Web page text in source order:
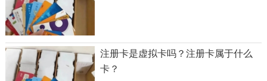
注册卡是虚拟卡吗？注册卡属于什么
卡？